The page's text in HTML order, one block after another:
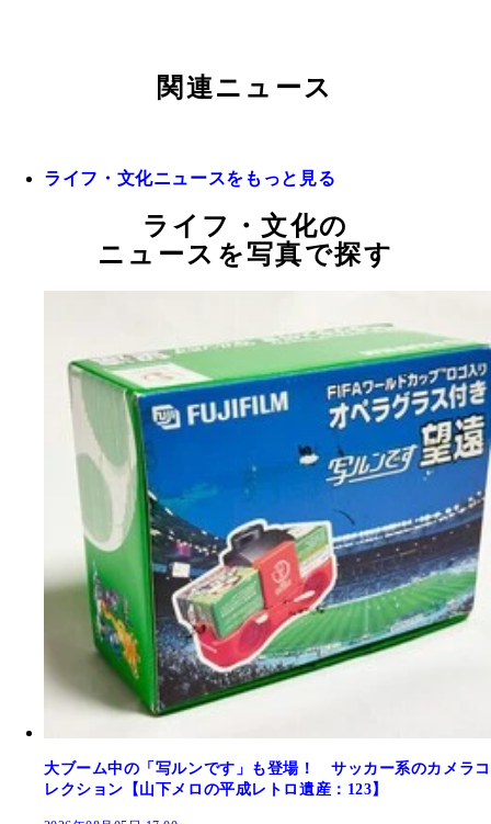
関連ニュース
ライフ・文化ニュースをもっと見る
ライフ・文化の
ニュースを写真で探す
大ブーム中の「写ルンです」も登場！ サッカー系のカメラコ
レクション【山下メロの平成レトロ遺産：123】